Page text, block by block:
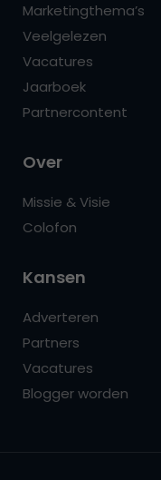
Marketingthema’s
Veelgelezen
Vacatures
Jaarboek
Partnercontent
Over
Missie & Visie
Colofon
Kansen
Adverteren
Partners
Vacatures
Blogger worden